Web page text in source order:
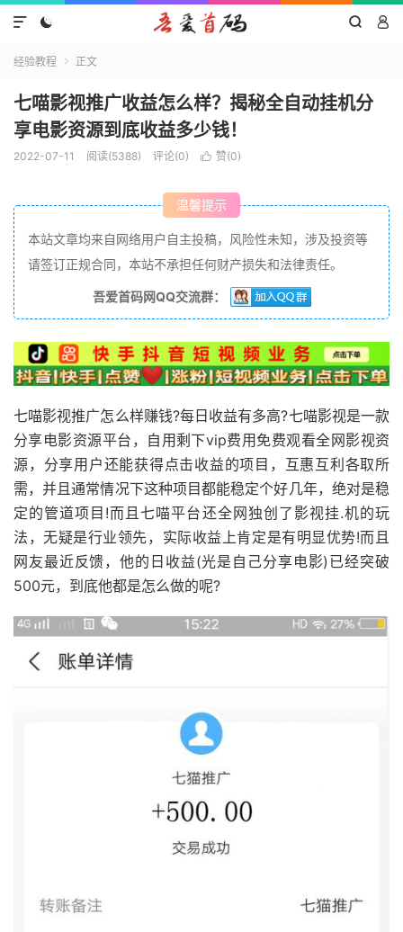
  

经验教程  正文
七喵影视推广收益怎么样？揭秘全自动挂机分
享电影资源到底收益多少钱！
2022-07-11 阅读(5388) 评论(0)  赞(0)
温馨提示
本站文章均来自网络用户自主投稿，风险性未知，涉及投资等
请签订正规合同，本站不承担任何财产损失和法律责任。
吾爱首码网QQ交流群：
七喵影视推广怎么样赚钱?每日收益有多高?七喵影视是一款
分享电影资源平台，自用剩下vip费用免费观看全网影视资
源，分享用户还能获得点击收益的项目，互惠互利各取所
需，并且通常情况下这种项目都能稳定个好几年，绝对是稳
定的管道项目!而且七喵平台还全网独创了影视挂.机的玩
法，无疑是行业领先，实际收益上肯定是有明显优势!而且
网友最近反馈，他的日收益(光是自己分享电影)已经突破
500元，到底他都是怎么做的呢?